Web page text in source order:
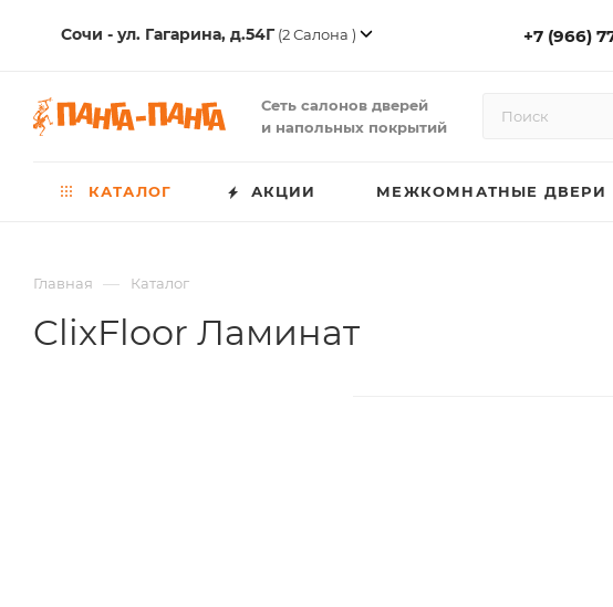
Сочи - ул. Гагарина, д.54Г(2 Салона ) +7 (966)
Сеть салонов дверей
и напольных покрытий
КАТАЛОГ АКЦИИ МЕЖКОМНАТНЫЕ ДВЕРИ
Главная — Каталог
ClixFloor Ламинат